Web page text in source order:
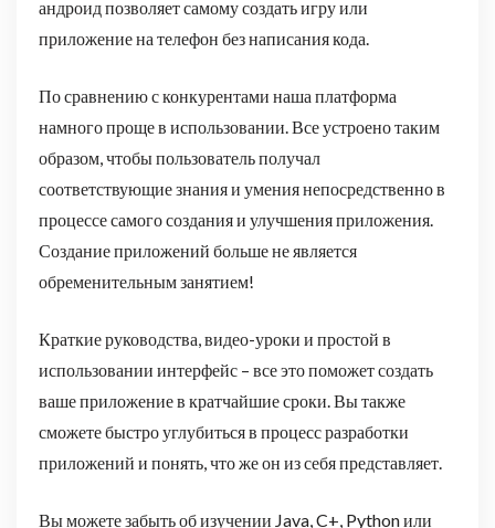
андроид позволяет самому создать игру или
приложение на телефон без написания кода.
По сравнению с конкурентами наша платформа
намного проще в использовании. Все устроено таким
образом, чтобы пользователь получал
соответствующие знания и умения непосредственно в
процессе самого создания и улучшения приложения.
Создание приложений больше не является
обременительным занятием!
Краткие руководства, видео-уроки и простой в
использовании интерфейс – все это поможет создать
ваше приложение в кратчайшие сроки. Вы также
сможете быстро углубиться в процесс разработки
приложений и понять, что же он из себя представляет.
Вы можете забыть об изучении Java, C+, Python или